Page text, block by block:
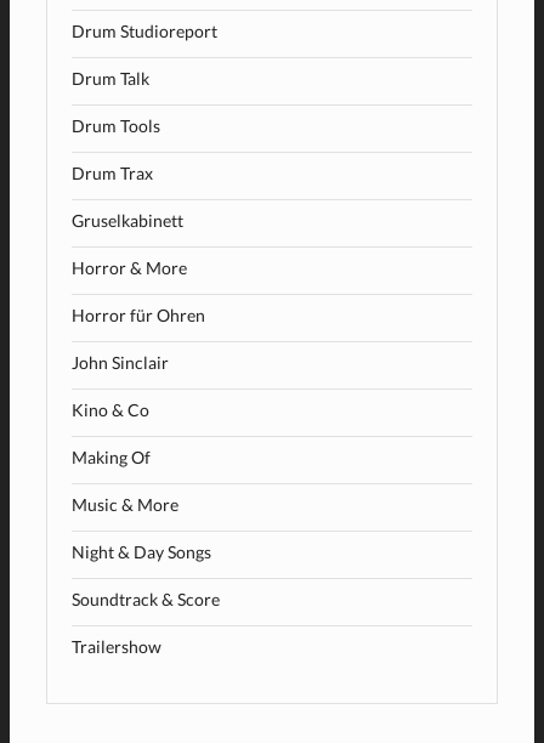
Drum Studioreport
Drum Talk
Drum Tools
Drum Trax
Gruselkabinett
Horror & More
Horror für Ohren
John Sinclair
Kino & Co
Making Of
Music & More
Night & Day Songs
Soundtrack & Score
Trailershow